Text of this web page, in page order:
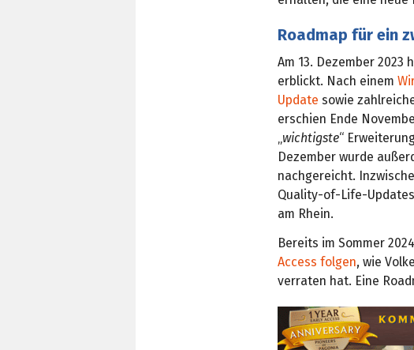
Roadmap für ein
Am 13. Dezember
erblickt. Nach einem
Update sowie
erschien Ende
„wichtigste“
Dezember wurde
nachgereicht.
Quality-of-Life-
am Rhein.
Bereits im Sommer
Access folgen, wie
verraten hat. Eine